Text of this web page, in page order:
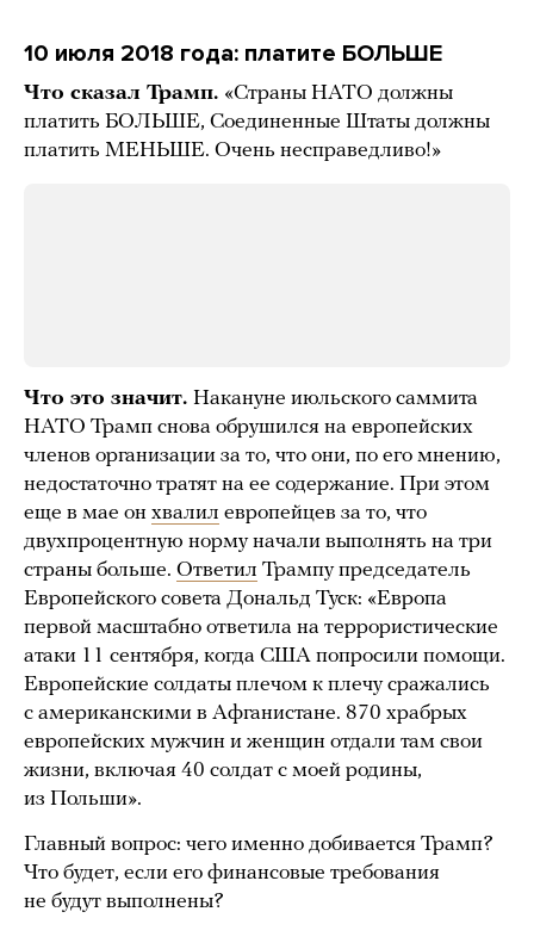
10 июля 2018 года: платите БОЛЬШЕ
Что сказал Трамп. «Страны НАТО должны
платить БОЛЬШЕ, Соединенные Штаты должны
платить МЕНЬШЕ. Очень несправедливо!»
Что это значит. Накануне июльского саммита
НАТО Трамп снова обрушился на европейских
членов организации за то, что они, по его мнению,
недостаточно тратят на ее содержание. При этом
еще в мае он хвалил европейцев за то, что
двухпроцентную норму начали выполнять на три
страны больше. Ответил Трампу председатель
Европейского совета Дональд Туск: «Европа
первой масштабно ответила на террористические
атаки 11 сентября, когда США попросили помощи.
Европейские солдаты плечом к плечу сражались
с американскими в Афганистане. 870 храбрых
европейских мужчин и женщин отдали там свои
жизни, включая 40 солдат с моей родины,
из Польши».
Главный вопрос: чего именно добивается Трамп?
Что будет, если его финансовые требования
не будут выполнены?